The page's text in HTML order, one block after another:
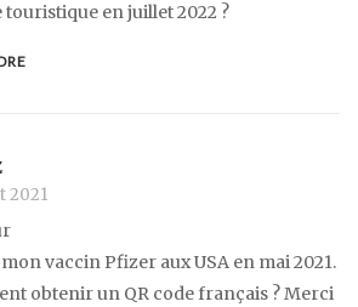
touristique en juillet 2022 ?
2021
vaccin Pfizer aux USA en mai 2021.
obtenir un QR code français ? Merci